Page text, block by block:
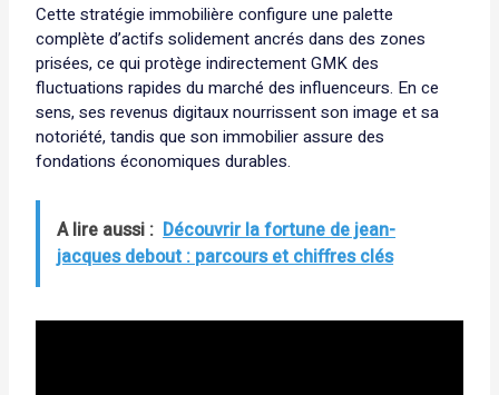
Cette stratégie immobilière configure une palette
complète d’actifs solidement ancrés dans des zones
prisées, ce qui protège indirectement GMK des
fluctuations rapides du marché des influenceurs. En ce
sens, ses revenus digitaux nourrissent son image et sa
notoriété, tandis que son immobilier assure des
fondations économiques durables.
A lire aussi : Découvrir la fortune de jean-
jacques debout : parcours et chiffres clés